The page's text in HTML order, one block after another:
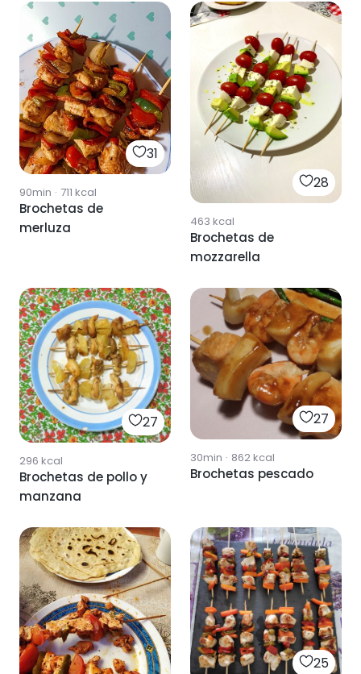
31
90min · 711 kcal
Brochetas de
merluza
28
463 kcal
Brochetas de
mozzarella
27
296 kcal
Brochetas de pollo y
manzana
27
30min · 862kcal
Brochetas pescado
25